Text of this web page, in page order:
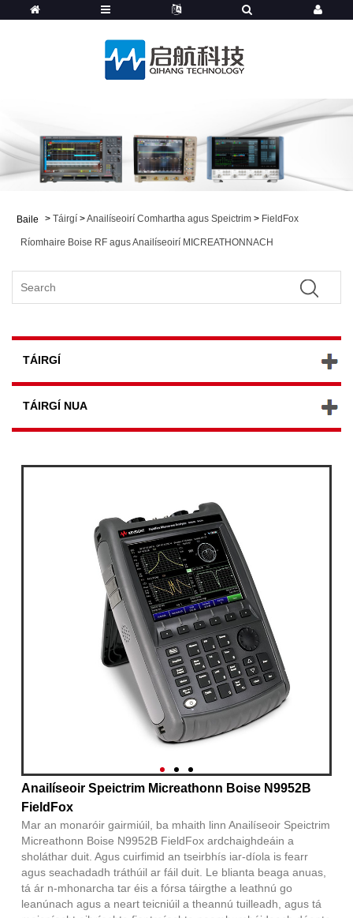
Baile > Táirgí >Anailíseoirí Comhartha agus Speictrim > FieldFox
Ríomhaire Boise RF agus Anailíseoirí MICREATHONNACH
TÁIRGÍ
TÁIRGÍ NUA
Anailíseoir Speictrim Micreathonn Boise N9952B
FieldFox
Mar an monaróir gairmiúil, ba mhaith linn Anailíseoir Speictrim
Micreathonn Boise N9952B FieldFox ardchaighdeáin a
sholáthar duit. Agus cuirfimid an tseirbhís iar-díola is fearr
agus seachadadh tráthúil ar fáil duit. Le blianta beaga anuas,
tá ár n-mhonarcha tar éis a fórsa táirgthe a leathnú go
leanúnach agus a neart teicniúil a theannú tuilleadh, agus tá